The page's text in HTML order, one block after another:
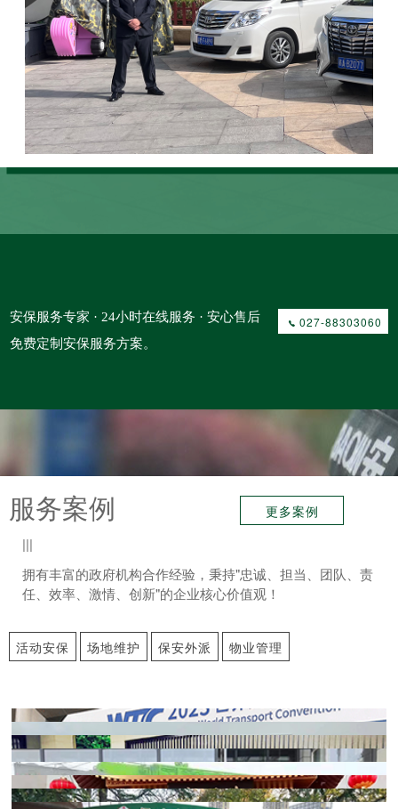
安保服务专家 · 24小时在线服务 · 安心售后
免费定制安保服务方案。
027-88303060
服务案例
|||
拥有丰富的政府机构合作经验，秉持"忠诚、担当、团队、责
任、效率、激情、创新"的企业核心价值观！
更多案例
活动安保 场地维护 保安外派 物业管理